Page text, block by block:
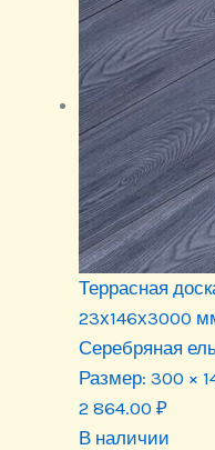
Террасная
23х146х3000
Серебряная
Размер: 300 ×
2 864.00 ₽
В наличии